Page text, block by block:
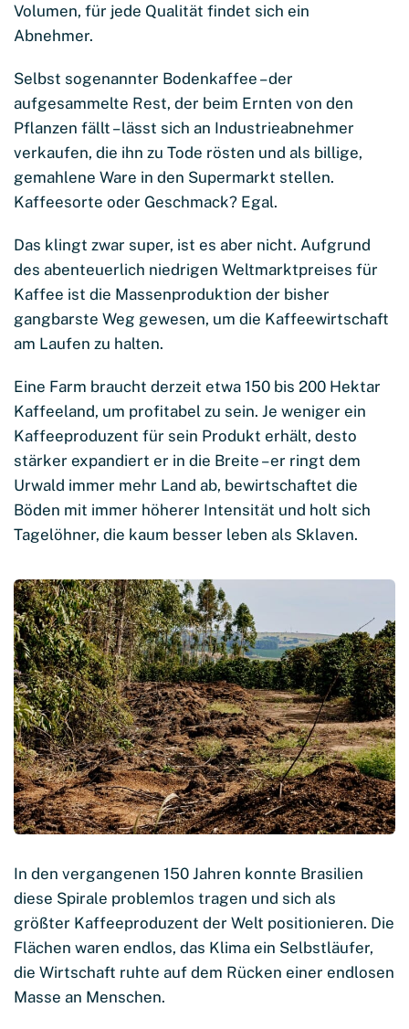
Volumen, für jede Qualität findet sich ein
Abnehmer.
Selbst sogenannter Bodenkaffee – der
aufgesammelte Rest, der beim Ernten von den
Pflanzen fällt – lässt sich an Industrieabnehmer
verkaufen, die ihn zu Tode rösten und als billige,
gemahlene Ware in den Supermarkt stellen.
Kaffeesorte oder Geschmack? Egal.
Das klingt zwar super, ist es aber nicht. Aufgrund
des abenteuerlich niedrigen Weltmarktpreises für
Kaffee ist die Massenproduktion der bisher
gangbarste Weg gewesen, um die Kaffeewirtschaft
am Laufen zu halten.
Eine Farm braucht derzeit etwa 150 bis 200 Hektar
Kaffeeland, um profitabel zu sein. Je weniger ein
Kaffeeproduzent für sein Produkt erhält, desto
stärker expandiert er in die Breite – er ringt dem
Urwald immer mehr Land ab, bewirtschaftet die
Böden mit immer höherer Intensität und holt sich
Tagelöhner, die kaum besser leben als Sklaven.
In den vergangenen 150 Jahren konnte Brasilien
diese Spirale problemlos tragen und sich als
größter Kaffeeproduzent der Welt positionieren. Die
Flächen waren endlos, das Klima ein Selbstläufer,
die Wirtschaft ruhte auf dem Rücken einer endlosen
Masse an Menschen.